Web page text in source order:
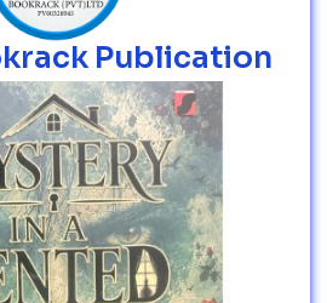
Publication